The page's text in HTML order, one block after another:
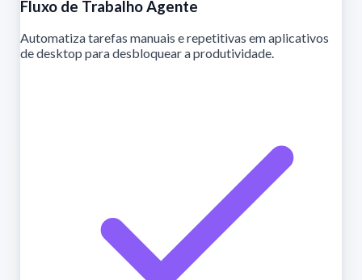
Fluxo de Trabalho Agente
Automatiza tarefas manuais e repetitivas em aplicativos
de desktop para desbloquear a produtividade.